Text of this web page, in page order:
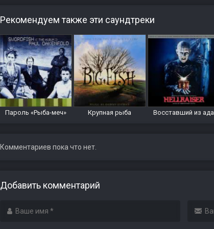
Рекомендуем также эти саундтреки
Пароль «Рыба-меч» Крупная рыба Восставший из ада
Комментариев пока что нет.
Добавить комментарий